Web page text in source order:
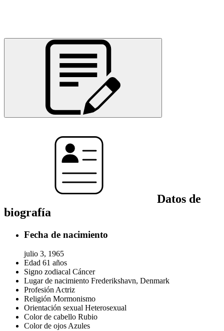
Datos de
biografía
Fecha de nacimiento
julio 3, 1965
Edad 61 años
Signo zodiacal Cáncer
Lugar de nacimiento Frederikshavn, Denmark
ProfesiónActriz
Religión Mormonismo
Orientación sexual Heterosexual
Color de cabello Rubio
Color de ojosAzules